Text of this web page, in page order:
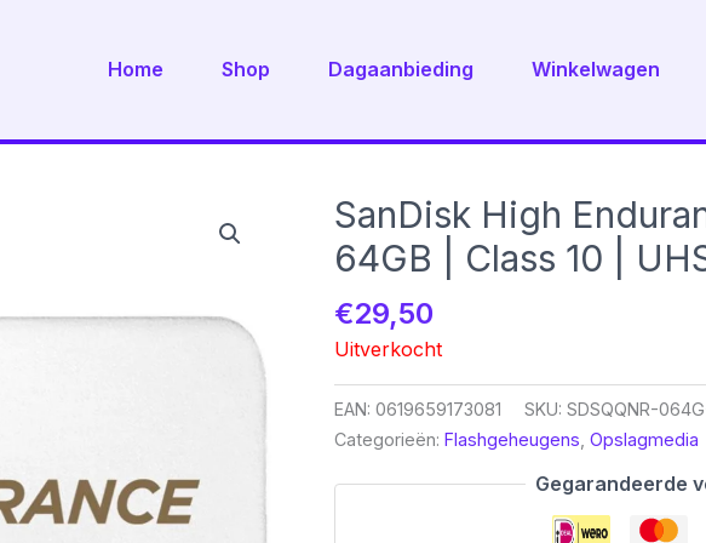
Home Shop Dagaanbieding Winkelwagen
SanDisk High
64GB | Class 10 |
€29,50
Uitverkocht
EAN:0619659173081 SKU:SDSQQNR-
Categorieën:Flashgeheugens ,Opslagmedia
Gegarandeerde